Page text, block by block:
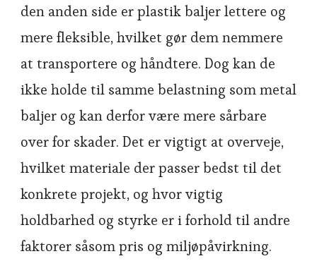
den anden side er plastik baljer lettere og
mere fleksible, hvilket gør dem nemmere
at transportere og håndtere. Dog kan de
ikke holde til samme belastning som metal
baljer og kan derfor være mere sårbare
over for skader. Det er vigtigt at overveje,
hvilket materiale der passer bedst til det
konkrete projekt, og hvor vigtig
holdbarhed og styrke er i forhold til andre
faktorer såsom pris og miljøpåvirkning.